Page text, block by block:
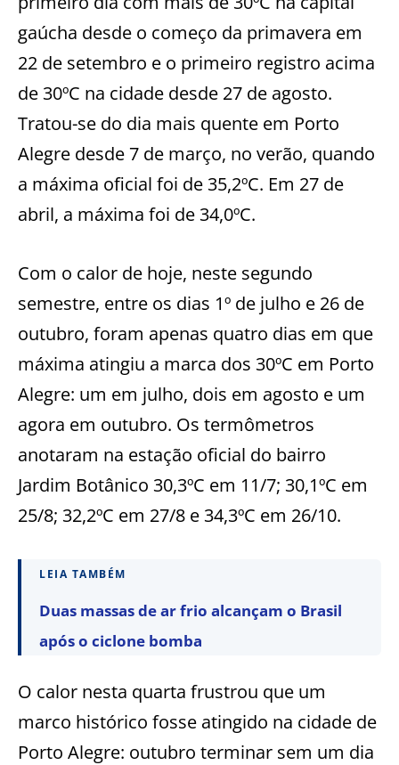
gaúcha desde o começo da primavera em
22 de setembro e o primeiro registro acima
de 30ºC na cidade desde 27 de agosto.
Tratou-se do dia mais quente em Porto
Alegre desde 7 de março, no verão, quando
a máxima oficial foi de 35,2ºC. Em 27 de
abril, a máxima foi de 34,0ºC.
Com o calor de hoje, neste segundo
semestre, entre os dias 1º de julho e 26 de
outubro, foram apenas quatro dias em que
máxima atingiu a marca dos 30ºC em Porto
Alegre: um em julho, dois em agosto e um
agora em outubro. Os termômetros
anotaram na estação oficial do bairro
Jardim Botânico 30,3ºC em 11/7; 30,1ºC em
25/8; 32,2ºC em 27/8 e 34,3ºC em 26/10.
LEIA TAMBÉM
Duas massas de ar frio alcançam o Brasil
após o ciclone bomba
O calor nesta quarta frustrou que um
marco histórico fosse atingido na cidade de
Porto Alegre: outubro terminar sem um dia